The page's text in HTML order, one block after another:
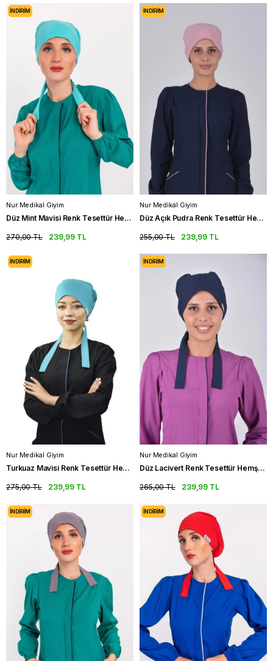
Nur Medikal Giyim
Düz Mint Mavisi Renk Tesettür Hemşire Bonesi Doktor Cerrahi Bone
239,99 TL
270,00 TL
İNDIRIM
Nur Medikal Giyim
Düz Açık Pudra Renk Tesettür Hemşire Bonesi Doktor Cerrahi Bone
239,99 TL
255,00 TL
İNDIRIM
Nur Medikal Giyim
Turkuaz Mavisi Renk Tesettür Hemşire Bonesi Doktor Cerrahi Bone
239,99 TL
275,00 TL
İNDIRIM
Nur Medikal Giyim
Düz Lacivert Renk Tesettür Hemşire Bonesi Doktor Hekim Cerrahi Bone
239,99 TL
265,00 TL
İNDIRIM
İNDIRIM İNDIRIM